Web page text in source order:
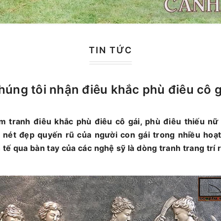
TIN TỨC
tôi nhận điêu khắc phù điêu cô
tranh điêu khắc phù điêu cô gái, phù điêu thiếu nữ
nét đẹp quyến rũ của người con gái trong nhiều
qua bàn tay của các nghệ sỹ là dòng tranh trang trí